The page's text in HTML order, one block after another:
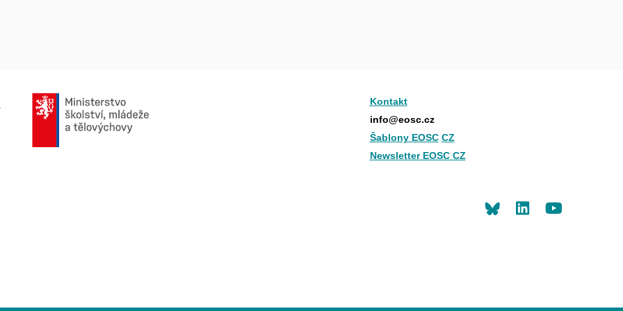
Kontakt
info@eosc.cz
Šablony EOSC CZ
Newsletter EOSC CZ
LinkedIn